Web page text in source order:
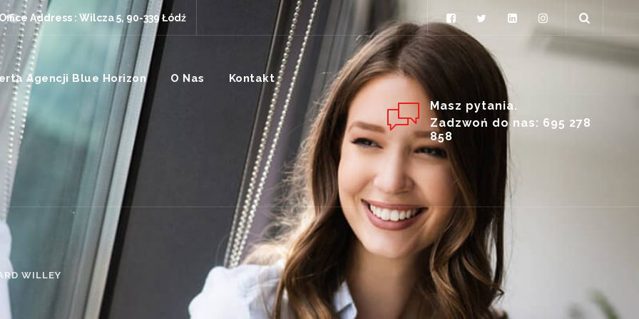
Office Address : Wilcza 5, 90-339 Łódź
Agencji Blue Horizon O Nas Kontakt
Masz pytania.
Zadzwoń do nas: 695 278
858
WILLEY